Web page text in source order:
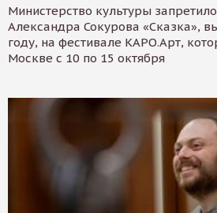
Министерство культуры
Александра Сокурова «Сказка»,
году, на фестивале КАРО.Арт,
Москве с 10 по 15 октября